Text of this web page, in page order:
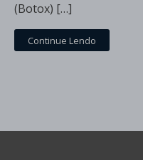
(Botox) […]
Continue Lendo